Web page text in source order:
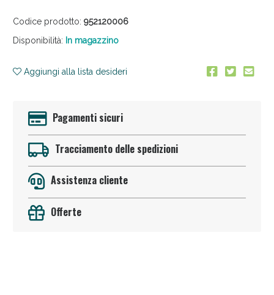
Codice prodotto: 952120006
Disponibilità: In magazzino
Aggiungi alla lista desideri
Pagamenti sicuri
Tracciamento delle spedizioni
Assistenza cliente
Offerte